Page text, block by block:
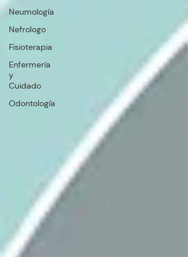
Neumología
Nefrologo
Fisioterapia
Enfermería
y
Cuidado
Odontología